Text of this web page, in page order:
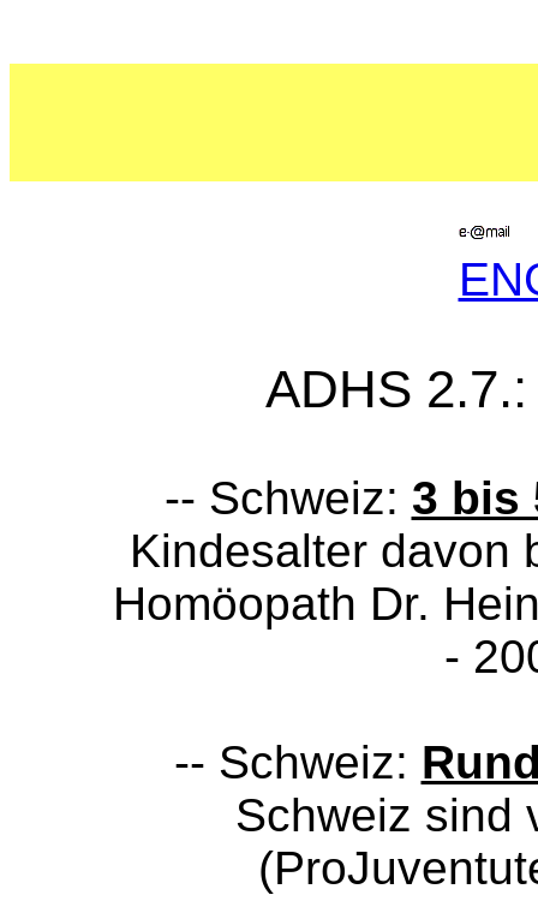
ADHS
-- Schweiz: 3 bis
Kindesalter davon
Homöopath Dr.
-
-- Schweiz:
Schweiz sind